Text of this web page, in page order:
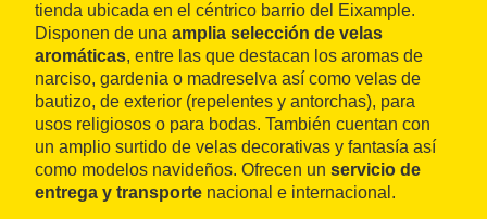
tienda ubicada en el céntrico barrio del Eixample.
Disponen de una amplia selección de velas
aromáticas, entre las que destacan los aromas de
narciso, gardenia o madreselva así como velas de
bautizo, de exterior (repelentes y antorchas), para
usos religiosos o para bodas. También cuentan con
un amplio surtido de velas decorativas y fantasía así
como modelos navideños. Ofrecen un servicio de
entrega y transporte nacional e internacional.